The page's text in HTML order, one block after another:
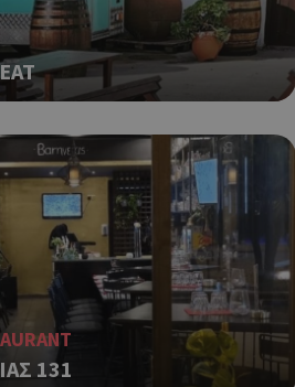
131
1 μέρα
Χρησιμοποιείται για
εμφανίζει μόνο μια φορά
διάφορες διαφημιστικές
take over banner και τα
banners.
10 χρόνια
Χρησιμοποιείται για
εμφανίζει μόνο μια φορά
διάφορες διαφημιστικές
take over banner και τα
banners.
1 εβδομάδα 3
μέρες
Χρησιμοποιείται για να
επιλεγμένη γλώσσα του
συνεδρία
Cookie που
βασίζονται στη γλώσσα
αναγνωριστικό γενικού
χρησιμοποιείται για τη